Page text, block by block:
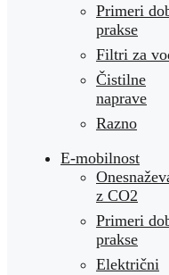
Primeri
prakse
Filtri za
Čistilne
naprave
Razno
E-mobilnost
z CO2
Primeri
prakse
Električni